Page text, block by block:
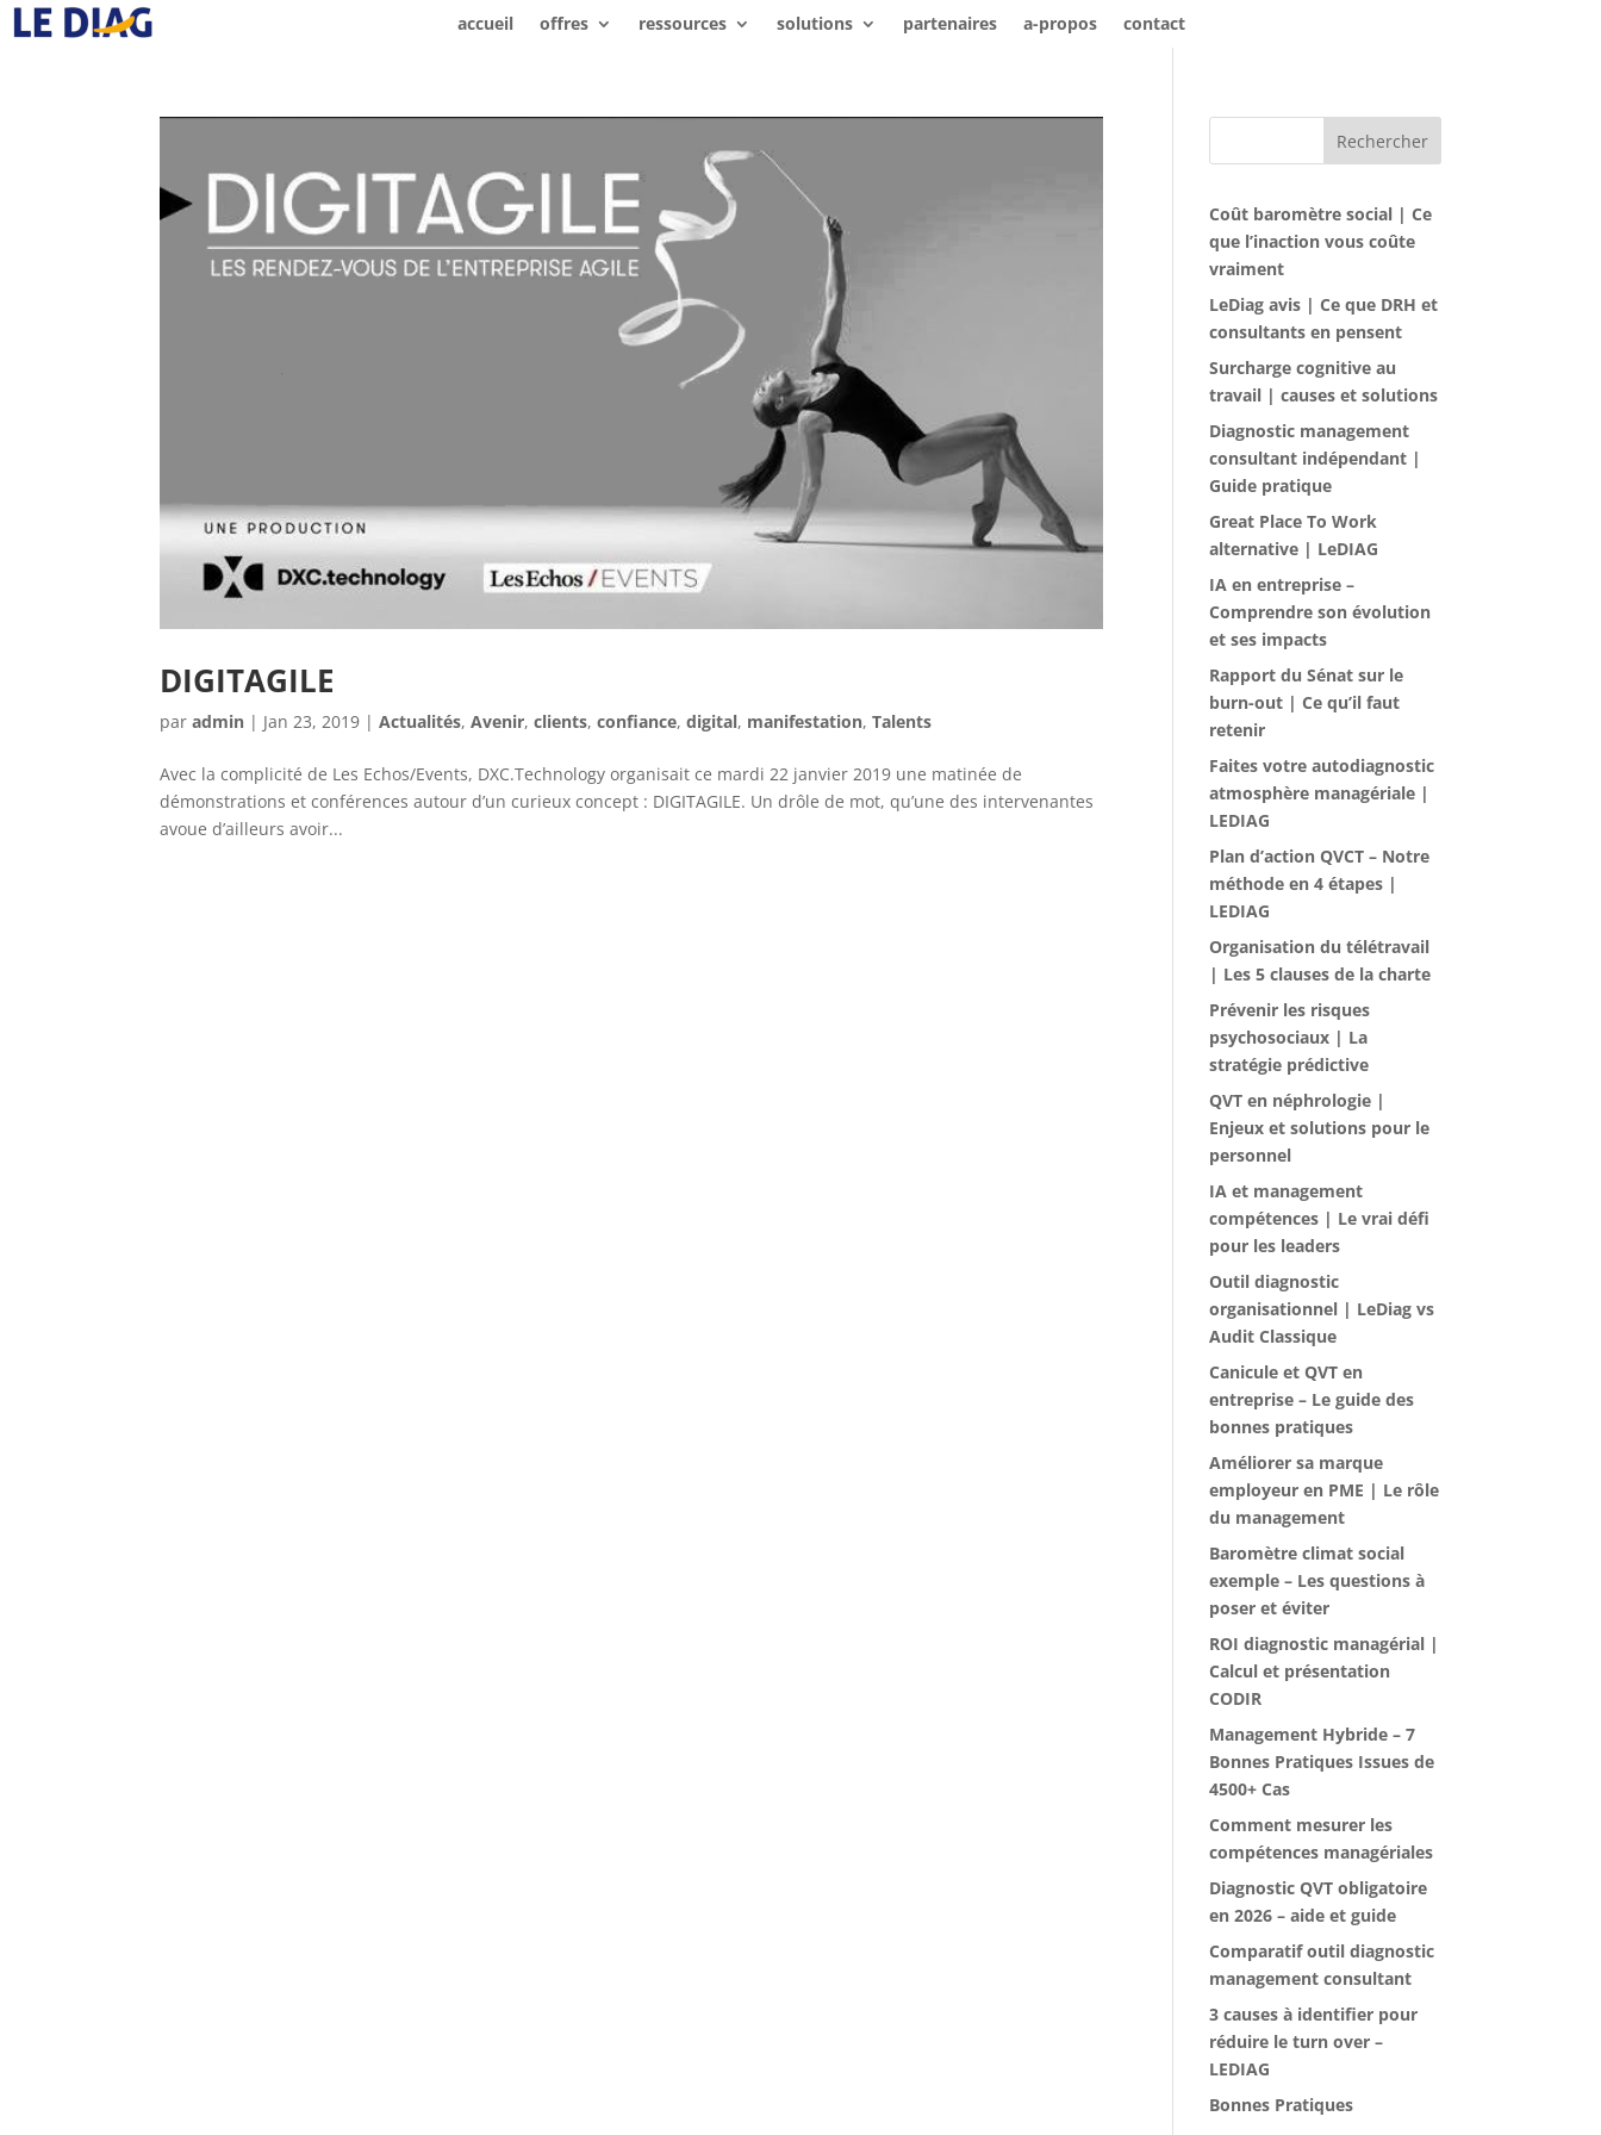
accueil offres ressources solutions partenaires a-propos contact
DIGITAGILE
paradmin | Jan 23, 2019 |Actualités,Avenir,clients,confiance,digital, manifestation,Talents
Avec la complicité de Les Echos/Events, DXC.Technology organisait ce mardi 22 janvier 2019 une matinée de
démonstrations et conférences autour d’un curieux concept : DIGITAGILE. Un drôle de mot, qu’une des intervenantes
avoue d’ailleurs avoir...
Rechercher
Coût baromètre social | Ce
que l’inaction vous coûte
vraiment
LeDiag avis | Ce que DRH et
consultants en pensent
Surcharge cognitive au
travail | causes et solutions
Diagnostic management
consultant indépendant |
Guide pratique
Great Place To Work
alternative | LeDIAG
IA en entreprise –
Comprendre son évolution
et ses impacts
Rapport du Sénat sur le
burn-out | Ce qu’il faut
retenir
Faites votre autodiagnostic
atmosphère managériale |
LEDIAG
Plan d’action QVCT – Notre
méthode en 4 étapes |
LEDIAG
Organisation du télétravail
| Les 5 clauses de la charte
Prévenir les risques
psychosociaux | La
stratégie prédictive
QVT en néphrologie |
Enjeux et solutions pour le
personnel
IA et management
compétences | Le vrai défi
pour les leaders
Outil diagnostic
organisationnel | LeDiag vs
Audit Classique
Canicule et QVT en
entreprise – Le guide des
bonnes pratiques
Améliorer sa marque
employeur en PME | Le rôle
du management
Baromètre climat social
exemple – Les questions à
poser et éviter
ROI diagnostic managérial |
Calcul et présentation
CODIR
Management Hybride – 7
Bonnes Pratiques Issues de
4500+ Cas
Comment mesurer les
compétences managériales
Diagnostic QVT obligatoire
en 2026 – aide et guide
Comparatif outil diagnostic
management consultant
3 causes à identifier pour
réduire le turn over –
LEDIAG
Bonnes Pratiques